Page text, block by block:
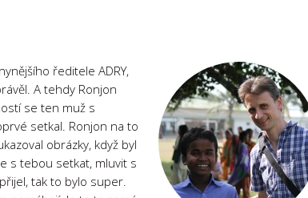
ředitele ADRY,
A tehdy Ronjon
se ten muž s
setkal. Ronjon na to
obrázky, když byl
s tebou setkat, mluvit s
tak to bylo super.